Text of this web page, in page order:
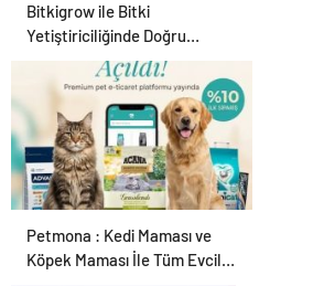
Ücret ve Kesintisiz
Burs
Bitkigrow ile Bitki
Yetiştiriciliğinde Doğru
Ekipman ve Ürün Seçimi
Petmona : Kedi Maması ve
Köpek Maması İle Tüm Evcil